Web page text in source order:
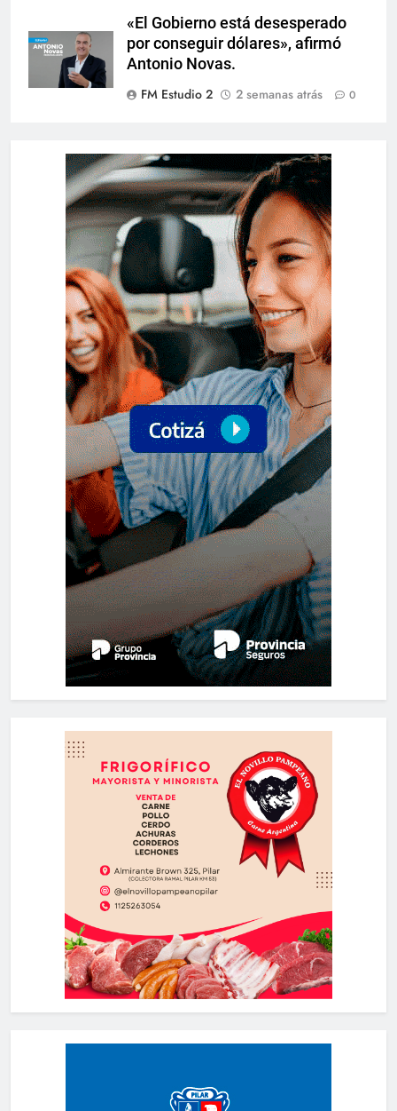
«El Gobierno está desesperado
por conseguir dólares», afirmó
Antonio Novas.
FM Estudio 2
2 semanas atrás 0